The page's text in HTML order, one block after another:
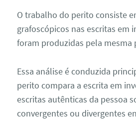
O trabalho do perito consiste
grafoscópicos nas escritas em
foram produzidas pela mesma
Essa análise é conduzida
perito compara a escrita em
escritas autênticas da pessoa
convergentes ou divergentes